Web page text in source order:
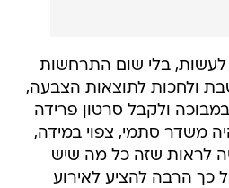
בלי שום התרחשות
ולחכות לתוצאות הצבעה,
ולקבל סרטון פרידה
משדר סתמי, צפוי במידה,
לראות שזה כל מה שיש
כך הרבה להציע לאירוע